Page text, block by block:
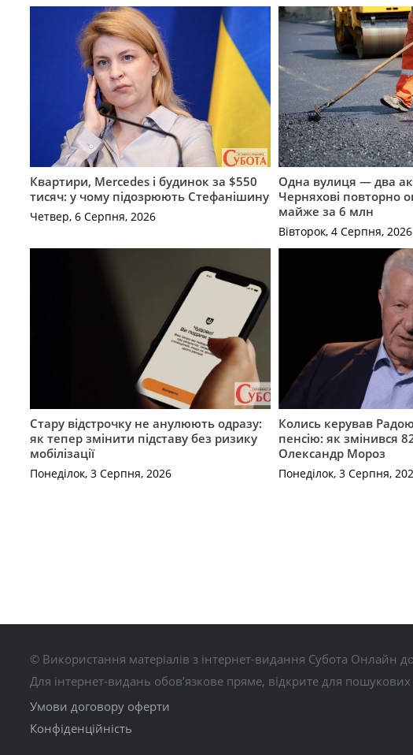
Квартири, Mercedes і будинок за $550
тисяч: у чому підозрюють Стефанішину
Четвер, 6 Серпня, 2026
Одна вулиця — два
Черняхові повторно
майже за 6 млн
Вівторок, 4 Серпня, 2026
Стару відстрочку не анулюють одразу:
як тепер змінити підставу без ризику
мобілізації
Понеділок, 3 Серпня, 2026
Колись керував
пенсію: як змінився
Олександр Мороз
Понеділок, 3 Серпня,
© Використання матеріалів з інтернет-видання Субота Онлайн
Для інтернет-видань обов’язкове пряме, відкрите для
Умови договору оферти
Конфіденційність